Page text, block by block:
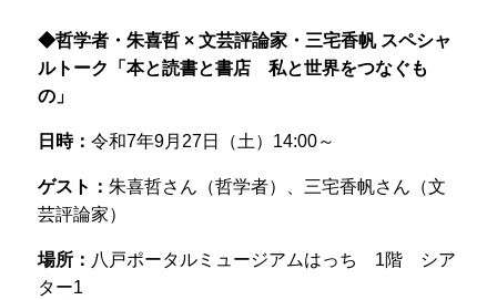
◆哲学者・朱喜哲 × 文芸評論家・三宅香帆 スペシャ
ルトーク「本と読書と書店 私と世界をつなぐも
の」
日時： 令和7年9月27日（土）14:00～
ゲスト： 朱喜哲さん（哲学者）、三宅香帆さん（文
芸評論家）
場所： 八戸ポータルミュージアムはっち 1階 シア
ター1